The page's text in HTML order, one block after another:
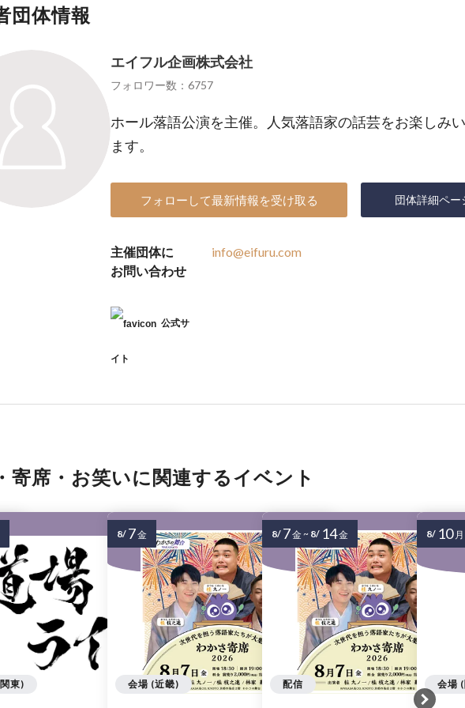
団体情報
エイフル企画株式会社
フォロワー数：6757
ホール落語公演を主催。人気落語家の話芸をお楽しみ
ます。
フォローして最新情報を受け取る 団体詳細ペー
主催団体に
お問い合わせ
info@eifuru.com
公式サ
イト
寄席・お笑いに関連するイベント
東) 会場 (近畿)
8/ 7金
配信
8/ 7金~ 8/ 14金
会場
8/ 10 月